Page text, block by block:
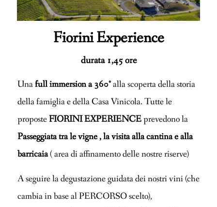
Fiorini Experience
durata 1,45 ore
Unafull immersion a 360°alla scoperta della storia
della famiglia e della Casa Vinicola. Tutte le
proposteFIORINI EXPERIENCEprevedono la
Passeggiata tra le vigne , la visita alla cantina e alla
barricaia( area di affinamento delle nostre riserve)
A seguire la degustazione guidata dei nostri vini (che
cambia in base al PERCORSO scelto),